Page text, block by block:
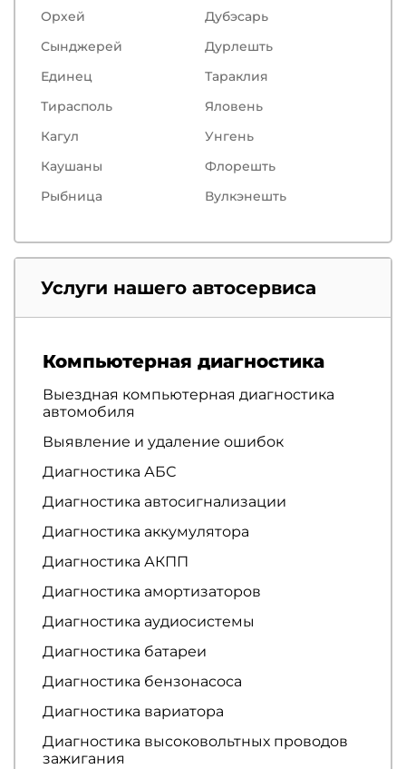
Орхей
Дубэсарь
Сынджерей
Дурлешть
Единец
Тараклия
Тирасполь
Яловень
Кагул
Унгень
Каушаны
Флорешть
Рыбница
Вулкэнешть
Услуги нашего автосервиса
Компьютерная диагностика
Выездная компьютерная диагностика
автомобиля
Выявление и удаление ошибок
Диагностика АБС
Диагностика автосигнализации
Диагностика аккумулятора
Диагностика АКПП
Диагностика амортизаторов
Диагностика аудиосистемы
Диагностика батареи
Диагностика бензонасоса
Диагностика вариатора
Диагностика высоковольтных проводов
зажигания